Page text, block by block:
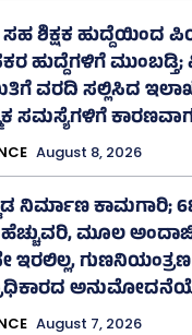
ಶಿಕ್ಷಕ ಹುದ್ದೆಯಿಂದ
ಹುದ್ದೆಗಳಿಗೆ
ವರದಿ ಸಲ್ಲಿಸಿದ
ಸಮಸ್ಯೆಗಳಿಗೆ
August 8, 2026
ನಿರ್ಮಾಣ ಕಾಮಗಾರಿ;
ಮೂಲ
ಇರಲಿಲ್ಲ,
August 7, 2026